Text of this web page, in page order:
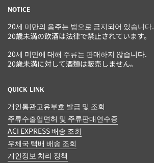
NOTICE
20세 미만의 음주는 법으로 금지되어 있습니다.
20歳未満の飲酒は法律で禁止されています。
20세 미만에 대해 주류는 판매하지 않습니다.
20歳未満に対して酒類は販売しません。
QUICK LINK
개인통관고유부호 발급 및 조회
주류수출업면허 및 주류판매연수증
ACI EXPRESS 배송 조회
우체국 택배 배송 조회
개인정보 처리 정책